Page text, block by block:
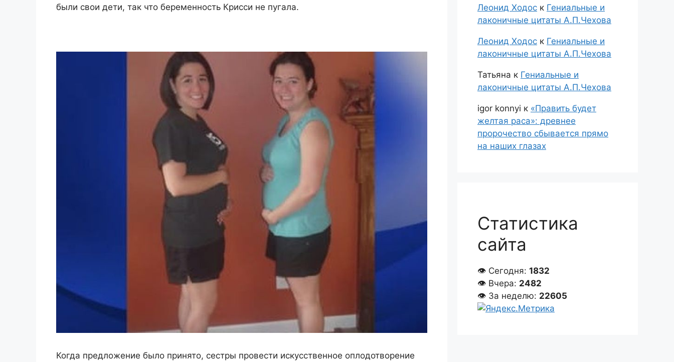
были свои дети, так что беременность Крисси не пугала.
Когда предложение было принято, сестры провести искусственное оплодотворение
Леонид Ходос к Гениальные и
лаконичные цитаты А.П.Чехова
Леонид Ходос к Гениальные и
лаконичные цитаты А.П.Чехова
Татьяна к Гениальные и
лаконичные цитаты А.П.Чехова
igor konnyi к «Править будет
желтая раса»: древнее
пророчество сбывается прямо
на наших глазах
Статистика
сайта
👁 Сегодня: 1832
👁 Вчера: 2482
👁 За неделю: 22605